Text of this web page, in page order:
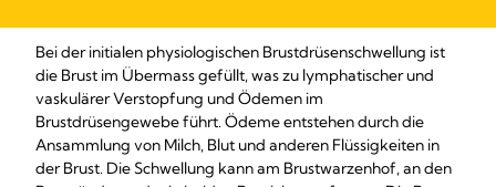
Bei der initialen physiologischen Brustdrüsenschwellung ist
die Brust im Übermass gefüllt, was zu lymphatischer und
vaskulärer Verstopfung und Ödemen im
Brustdrüsengewebe führt. Ödeme entstehen durch die
Ansammlung von Milch, Blut und anderen Flüssigkeiten in
der Brust. Die Schwellung kann am Brustwarzenhof, an den